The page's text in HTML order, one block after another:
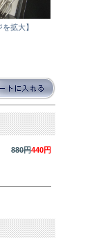
を拡大】
880円440円